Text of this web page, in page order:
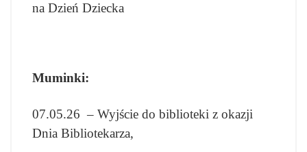
na Dzień Dziecka
Muminki:
07.05.26 – Wyjście do biblioteki z okazji
Dnia Bibliotekarza,